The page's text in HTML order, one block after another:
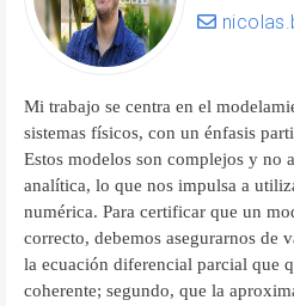
Mi trabajo se centra en el
sistemas físicos, con un énfasis
Estos modelos son complejos y no
analítica, lo que nos impulsa a
numérica. Para certificar que un
correcto, debemos asegurarnos de
la ecuación diferencial parcial que
coherente; segundo, que la